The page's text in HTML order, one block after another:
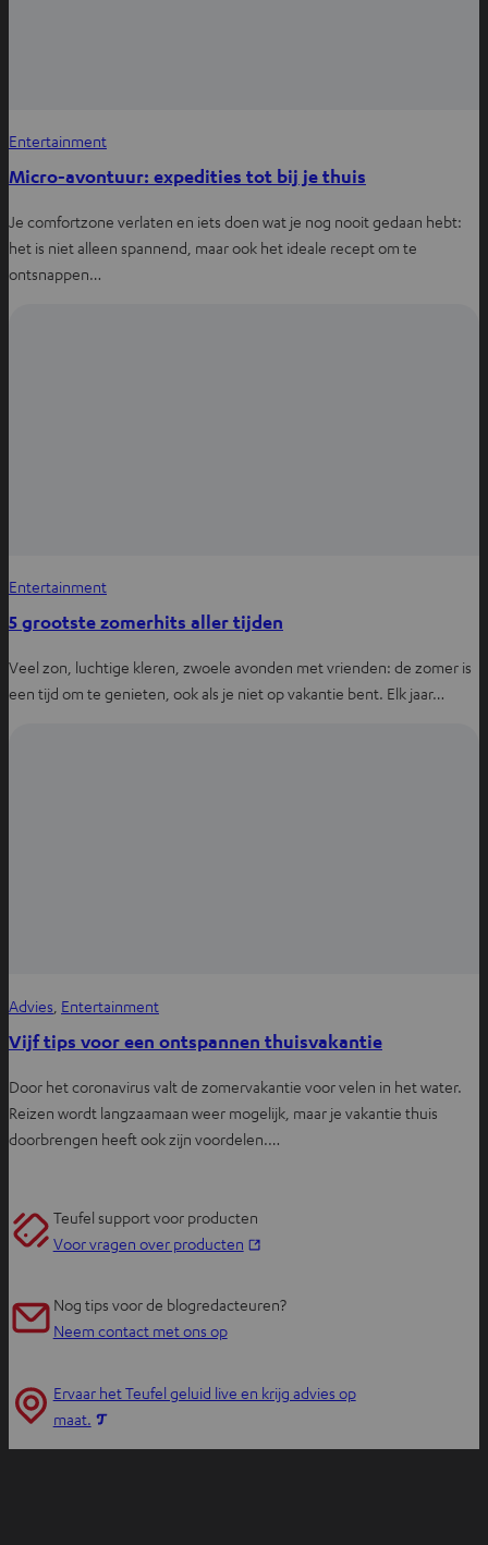
Entertainment
Micro-avontuur: expedities tot bij je thuis
Je comfortzone verlaten en iets doen wat je nog nooit gedaan hebt:
het is niet alleen spannend, maar ook het ideale recept om te
ontsnappen…
Entertainment
5 grootste zomerhits aller tijden
Veel zon, luchtige kleren, zwoele avonden met vrienden: de zomer is
een tijd om te genieten, ook als je niet op vakantie bent. Elk jaar…
Advies Entertainment
Vijf tips voor een ontspannen thuisvakantie
Door het coronavirus valt de zomervakantie voor velen in het water.
Reizen wordt langzaamaan weer mogelijk, maar je vakantie thuis
doorbrengen heeft ook zijn voordelen.…
Teufel support voor producten
Voor vragen over producten
n
i
Nog tips voor de blogredacteuren?
Neem contact met ons op
Ervaar het Teufel geluid live en krijg advies op
maat.